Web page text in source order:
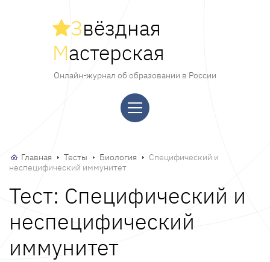
Звёздная
Мастерская
Онлайн-журнал об образовании в России
Главная Тесты Биология
Специфический и
неспецифический иммунитет
Тест: Специфический и
неспецифический
иммунитет